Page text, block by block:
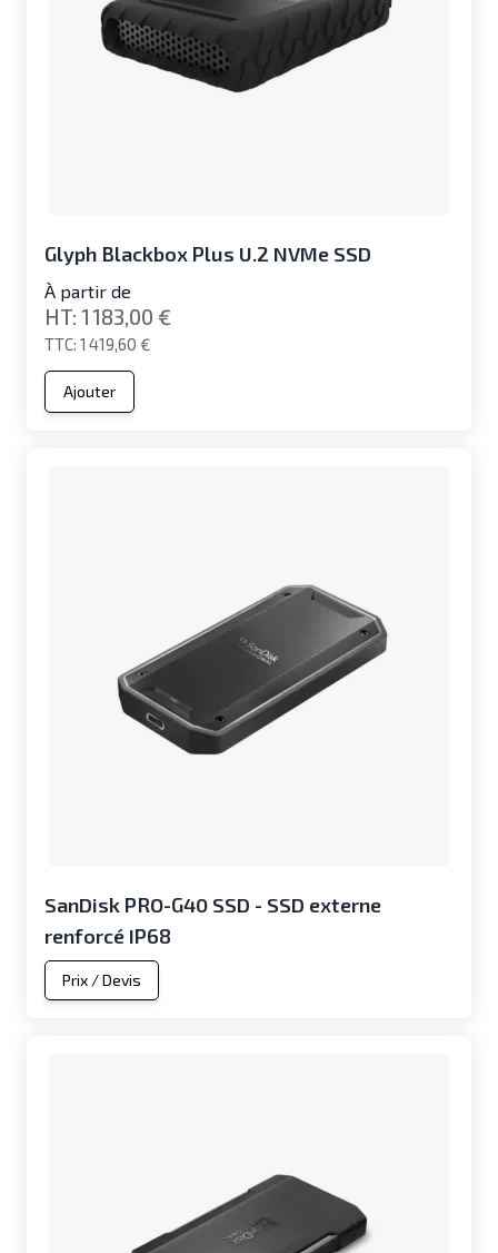
Glyph Blackbox Plus U.2 NVMe SSD
À partir de
1 419,60 €
1 183,00 €
Ajouter
SanDisk PRO-G40 SSD - SSD externe
renforcé IP68
Prix / Devis